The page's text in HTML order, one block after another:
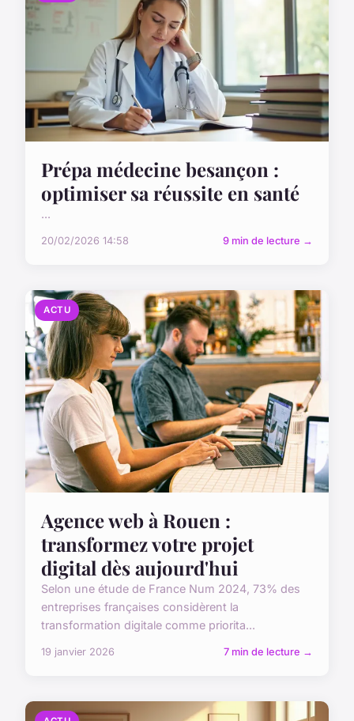
Prépa médecine besançon :
optimiser sa réussite en santé
...
20/02/2026 14:58 9 min de lecture →
ACTU
Agence web à Rouen :
transformez votre projet
digital dès aujourd'hui
Selon une étude de France Num 2024, 73% des
entreprises françaises considèrent la
transformation digitale comme priorita...
19 janvier 2026 7 min de lecture →